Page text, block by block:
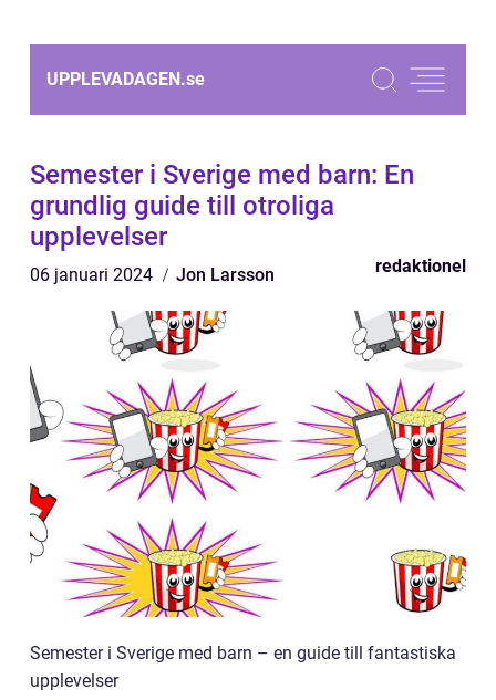
UPPLEVADAGEN.se
Semester i Sverige med barn: En
grundlig guide till otroliga
upplevelser
06 januari 2024 Jon Larsson redaktionel
Semester i Sverige med barn – en guide till fantastiska
upplevelser